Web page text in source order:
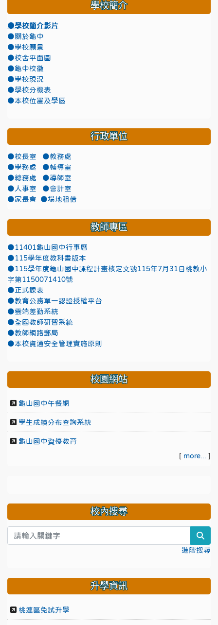
學校簡介
●學校簡介影片
●關於龜中
●學校願景
●校舍平面圖
●龜中校徽
●學校現況
●學校分機表
●本校位置及學區
行政單位
●校長室
●教務處
●學務處
●輔導室
●總務處
●導師室
●人事室
●會計室
●家長會
●場地租借
教師專區
●11401龜山國中行事曆
●115學年度教科書版本
●115學年度龜山國中課程計畫核定文號115年7月31日桃教小
字第1150071410號
●正式課表
●教育公務單一認證授權平台
●雲端差勤系統
●全國教師研習系統
●教師網路郵局
●本校資通安全管理實施原則
校園網站
龜山國中午餐網
學生成績分布查詢系統
龜山國中資優教育
[ more... ]
校內搜尋
進階搜尋
升學資訊
桃連區免試升學